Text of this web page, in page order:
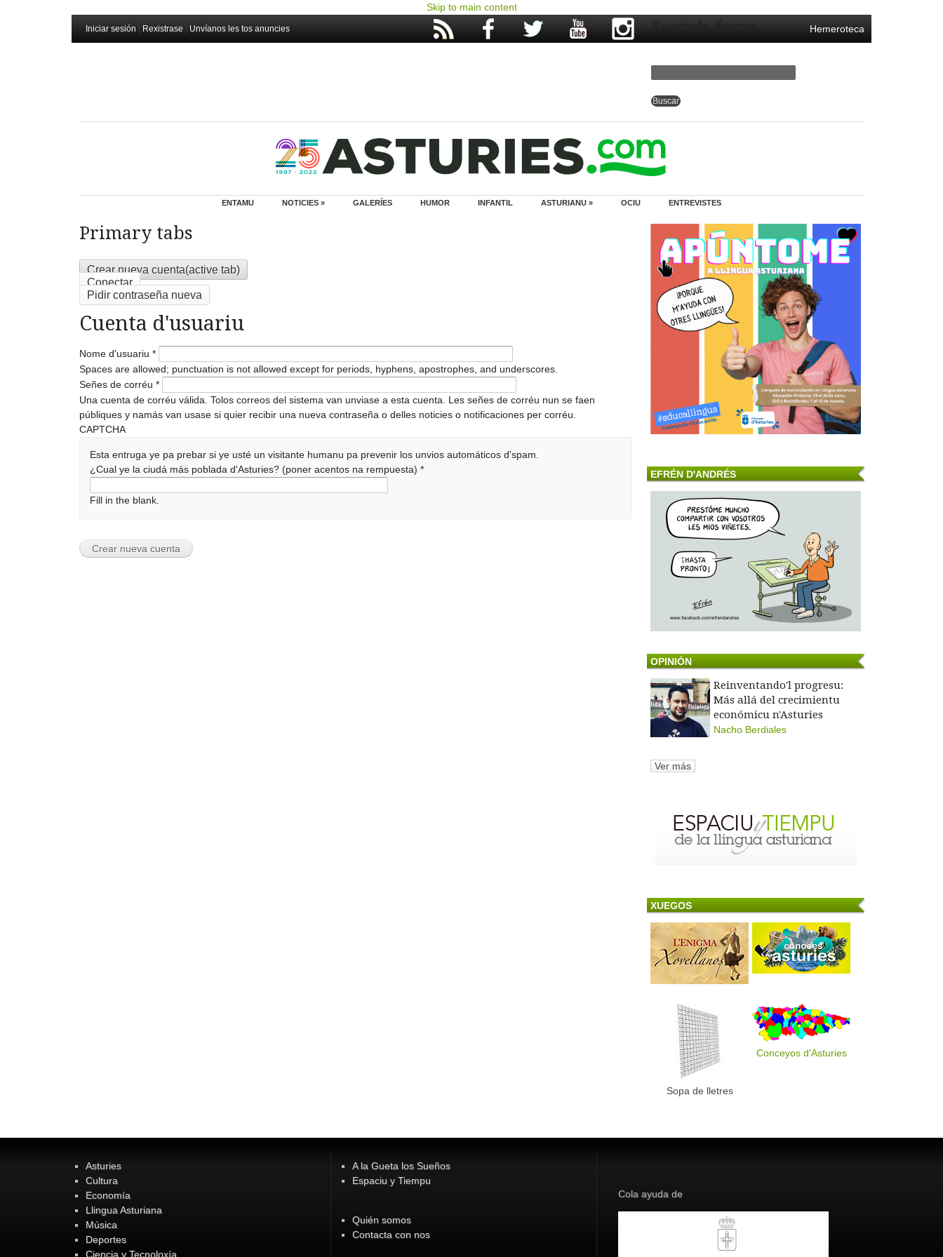
Skip to main content
Iniciar sesión Rexistrase Unvíanos les tos anuncies Hemeroteca
Search form
ENTAMU NOTICIES » GALERÍES HUMOR INFANTIL ASTURIANU » OCIU ENTREVISTES
Primary tabs
Crear nueva cuenta(active tab)
Conectar
Pidir contraseña nueva
Cuenta d'usuariu
Nome d'usuariu *
Spaces are allowed; punctuation is not allowed except for periods, hyphens, apostrophes, and underscores.
Señes de corréu *
Una cuenta de corréu válida. Tolos correos del sistema van unviase a esta cuenta. Les señes de corréu nun se faen
públiques y namás van usase si quier recibir una nueva contraseña o delles noticies o notificaciones per corréu.
CAPTCHA
Esta entruga ye pa prebar si ye usté un visitante humanu pa prevenir los unvios automáticos d'spam.
¿Cual ye la ciudá más poblada d'Asturies? (poner acentos na rempuesta)*
Fill in the blank.
EFRÉN D'ANDRÉS
OPINIÓN
Reinventando'l progresu:
Más allá del crecimientu
económicu n'Asturies
Nacho Berdiales
Ver más
XUEGOS
Sopa de lletres
Conceyos d'Asturies
Asturies
Cultura
Economía
Llingua Asturiana
Música
Deportes
Ciencia y Tecnoloxía
A la Gueta los Sueños
Espaciu y Tiempu
Quién somos
Contacta con nos
Cola ayuda de